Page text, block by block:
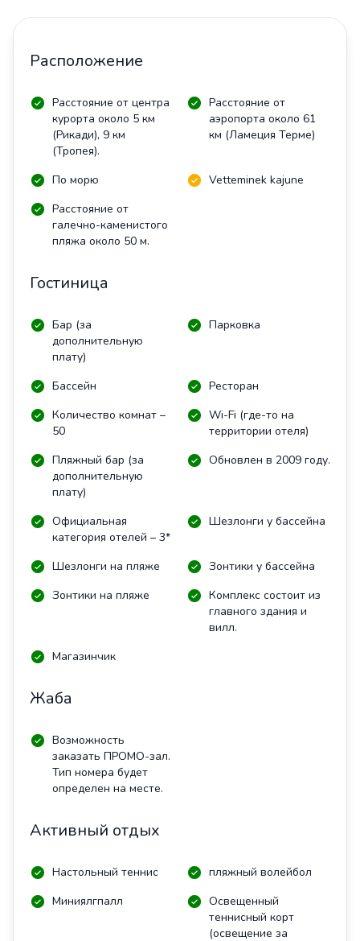
Расположение
Расстояние от центра
курорта около 5 км
(Рикади), 9 км
(Тропея).
Расстояние от
аэропорта около 61
км (Ламеция Терме)
По морю
Vetteminek kajune
Расстояние от
галечно-каменистого
пляжа около 50 м.
Гостиница
Бар (за
дополнительную
плату)
Парковка
Бассейн
Ресторан
Количество комнат –
50
Wi-Fi (где-то на
территории отеля)
Пляжный бар (за
дополнительную
плату)
Обновлен в 2009 году.
Официальная
категория отелей – 3*
Шезлонги у бассейна
Шезлонги на пляже
Зонтики у бассейна
Зонтики на пляже
Комплекс состоит из
главного здания и
вилл.
Магазинчик
Жаба
Возможность
заказать ПРОМО-зал.
Тип номера будет
определен на месте.
Активный отдых
Настольный теннис
пляжный волейбол
Миниялгпалл
Освещенный
теннисный корт
(освещение за